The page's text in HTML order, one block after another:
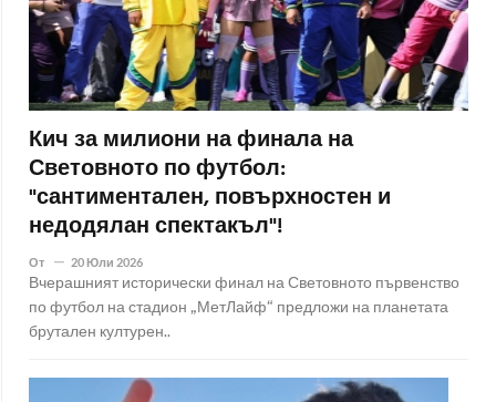
Кич за милиони на финала на
Световното по футбол:
"сантиментален, повърхностен и
недодялан спектакъл"!
От 20 Юли 2026
Вчерашният исторически финал на Световното първенство
по футбол на стадион „МетЛайф“ предложи на планетата
брутален културен..